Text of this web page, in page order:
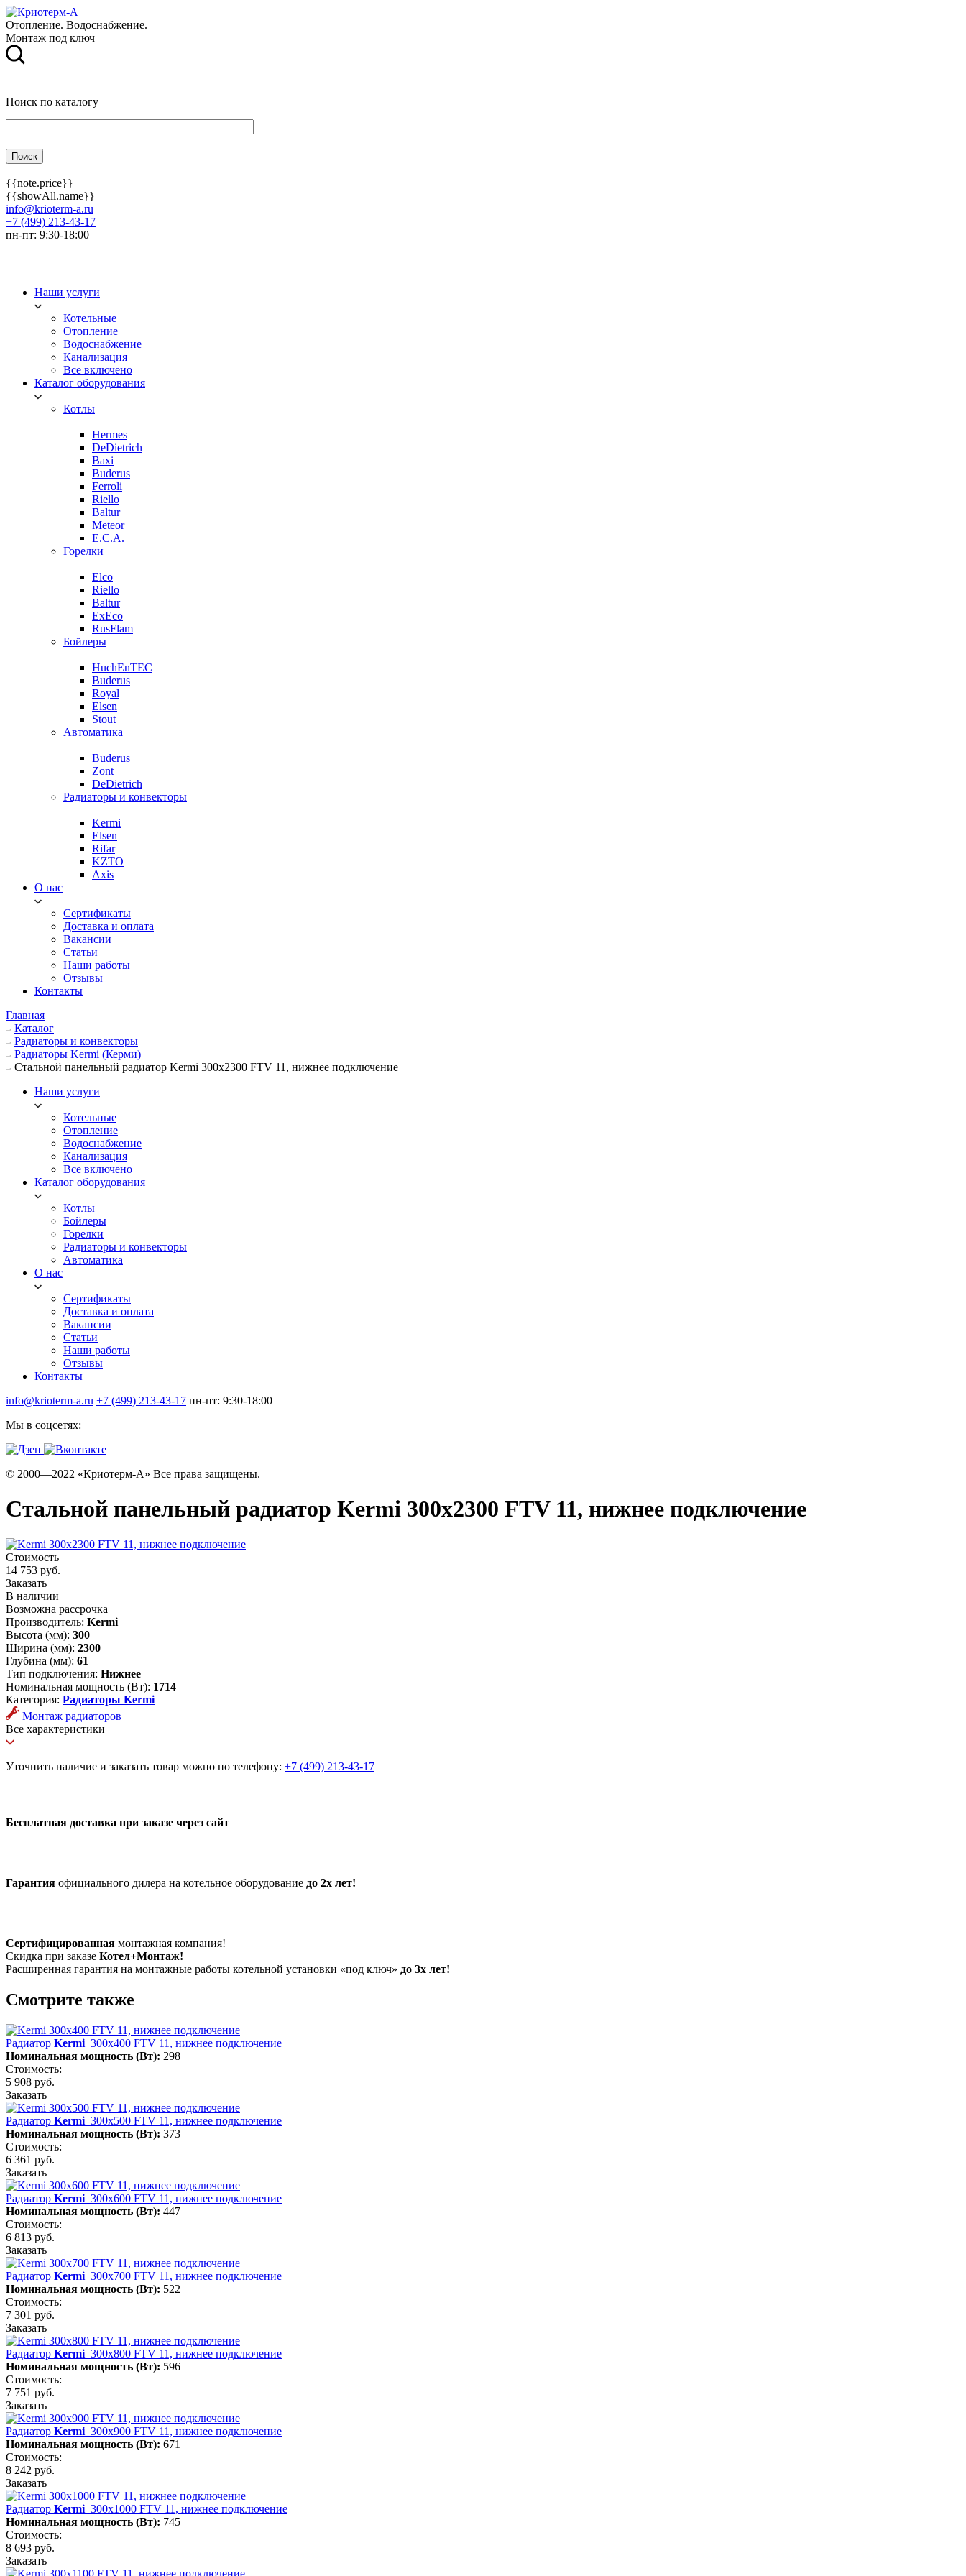
Отопление. Водоснабжение.
Монтаж под ключ
Поиск по каталогу
{{note.price}}
{{showAll.name}}
info@krioterm-a.ru
+7 (499) 213-43-17
пн-пт: 9:30-18:00
Наши услуги
Котельные
Отопление
Водоснабжение
Канализация
Все включено
Каталог оборудования
Котлы
Hermes
DeDietrich
Baxi
Buderus
Ferroli
Riello
Baltur
Meteor
E.C.A.
Горелки
Elco
Riello
Baltur
ExEco
RusFlam
Бойлеры
HuchEnTEC
Buderus
Royal
Elsen
Stout
Автоматика
Buderus
Zont
DeDietrich
Радиаторы и конвекторы
Kermi
Elsen
Rifar
KZTO
Axis
О нас
Сертификаты
Доставка и оплата
Вакансии
Статьи
Наши работы
Отзывы
Контакты
Главная
Каталог
Радиаторы и конвекторы
Радиаторы Kermi (Керми)
Стальной панельный радиатор Kermi 300х2300 FTV 11, нижнее подключение
Наши услуги
Котельные
Отопление
Водоснабжение
Канализация
Все включено
Каталог оборудования
Котлы
Бойлеры
Горелки
Радиаторы и конвекторы
Автоматика
О нас
Сертификаты
Доставка и оплата
Вакансии
Статьи
Наши работы
Отзывы
Контакты
info@krioterm-a.ru +7 (499) 213-43-17 пн-пт: 9:30-18:00
Мы в соцсетях:
© 2000—2022 «Криотерм-А» Все права защищены.
Стальной панельный радиатор Kermi 300х2300 FTV 11, нижнее подключение
Стоимость
14 753 руб.
Заказать
В наличии
Возможна рассрочка
Производитель: Kermi
Высота (мм): 300
Ширина (мм): 2300
Глубина (мм): 61
Тип подключения: Нижнее
Номинальная мощность (Вт): 1714
Категория: Радиаторы Kermi
Монтаж радиаторов
Все характеристики
Уточнить наличие и заказать товар можно по телефону: +7 (499) 213-43-17
Бесплатная доставка при заказе через сайт
Гарантия официального дилера на котельное оборудование до 2х лет!
Сертифицированная монтажная компания!
Скидка при заказе Котел+Монтаж!
Расширенная гарантия на монтажные работы котельной установки «под ключ» до 3х лет!
Смотрите также
Радиатор Kermi 300х400 FTV 11, нижнее подключение
Номинальная мощность (Вт): 298
Стоимость:
5 908 руб.
Заказать
Радиатор Kermi 300х500 FTV 11, нижнее подключение
Номинальная мощность (Вт): 373
Стоимость:
6 361 руб.
Заказать
Радиатор Kermi 300х600 FTV 11, нижнее подключение
Номинальная мощность (Вт): 447
Стоимость:
6 813 руб.
Заказать
Радиатор Kermi 300х700 FTV 11, нижнее подключение
Номинальная мощность (Вт): 522
Стоимость:
7 301 руб.
Заказать
Радиатор Kermi 300х800 FTV 11, нижнее подключение
Номинальная мощность (Вт): 596
Стоимость:
7 751 руб.
Заказать
Радиатор Kermi 300х900 FTV 11, нижнее подключение
Номинальная мощность (Вт): 671
Стоимость:
8 242 руб.
Заказать
Радиатор Kermi 300х1000 FTV 11, нижнее подключение
Номинальная мощность (Вт): 745
Стоимость:
8 693 руб.
Заказать